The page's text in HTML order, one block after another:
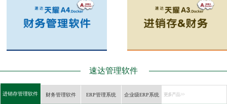
速达管理软件
进销存管理软件 财务管理软件 ERP管理系统 企业级ERP系统 更多产品 >>